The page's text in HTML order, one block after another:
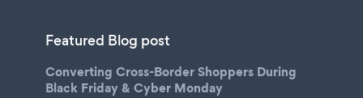
Featured Blog post
Converting Cross-Border Shoppers During
Black Friday & Cyber Monday